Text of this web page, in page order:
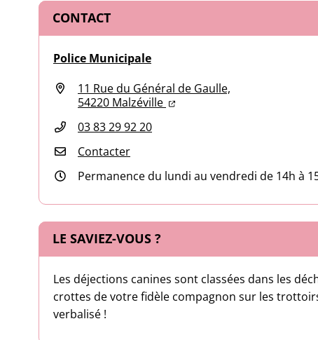
Informations
CONTACT
Police Municipale
11 Rue du Général de Gaulle,
54220 Malzéville (ouverture dans un nouvel
(ouverture dans un nouvel
03 83 29 92 20
Contacter
Permanence du lundi au vendredi de 14h à
LE SAVIEZ-VOUS ?
Les déjections canines sont classées dans les
crottes de votre fidèle compagnon sur les
verbalisé !